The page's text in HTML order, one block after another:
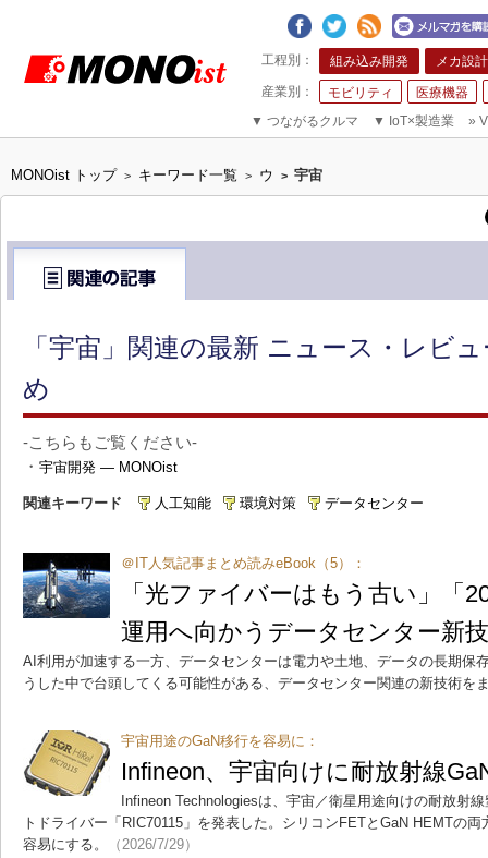
組み込み開発 メカ設計
モビリティ
医療機器
▼ つながるクルマ ▼ IoT×製造業 »
MONOist トップ > キーワード一覧 > ウ > 宇宙
「宇宙」関連の最新 ニュース・レビ
め
-こちらもご覧ください-
・ 宇宙開発 ― MONOist
関連キーワード 人工知能 環境対策 データセンター
＠IT人気記事まとめ読みeBook（5）：
「光ファイバーはもう古い」「
運用へ向かうデータセンター新
AI利用が加速する一方、データセンターは電力や土地、データの長期保
うした中で台頭してくる可能性がある、データセンター関連の新技術を
宇宙用途のGaN移行を容易に：
Infineon、宇宙向けに耐放射線
Infineon Technologiesは、宇宙／衛星用途向けの耐放射
トドライバー「RIC70115」を発表した。シリコンFETとGaN HEMTの
容易にする。
（2026/7/29）